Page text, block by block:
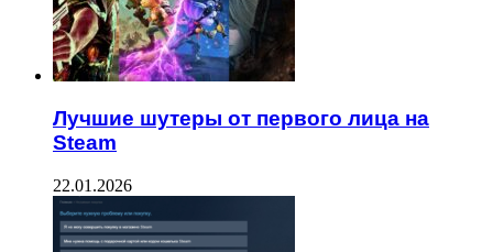
Лучшие шутеры от первого лица на
Steam
22.01.2026